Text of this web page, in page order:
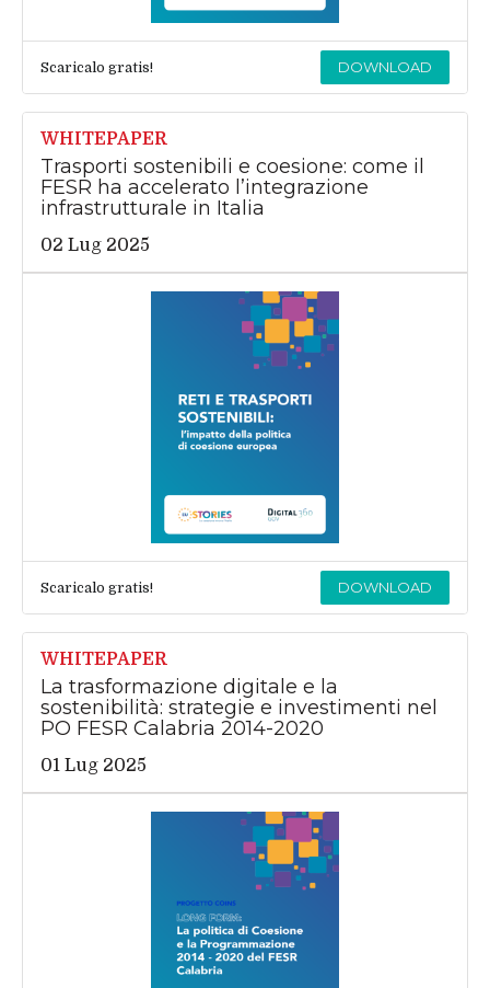
Scaricalo gratis! DOWNLOAD
WHITEPAPER
Trasporti sostenibili e coesione: come il
FESR ha accelerato l’integrazione
infrastrutturale in Italia
02 Lug 2025
Scaricalo gratis! DOWNLOAD
WHITEPAPER
La trasformazione digitale e la
sostenibilità: strategie e investimenti nel
PO FESR Calabria 2014-2020
01 Lug 2025